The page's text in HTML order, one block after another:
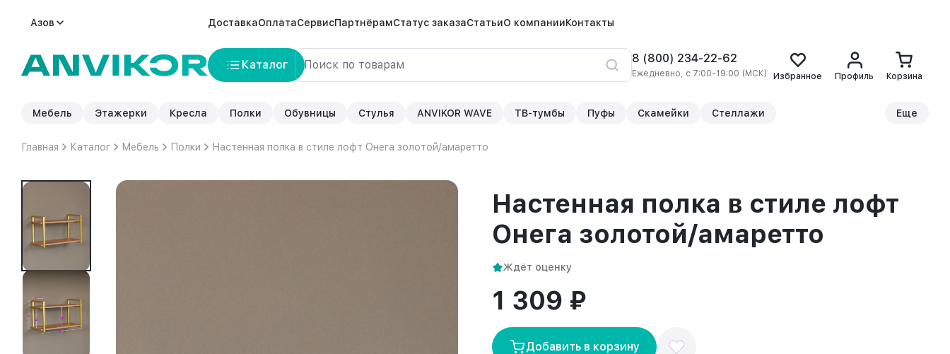
Азов ДоставкаОплатаСервисПартнёрамСтатус заказаСтатьиО компанииКонтакты
Каталог 8 (800) 234-22-62
Ежедневно, с 7:00-19:00 (МСК) Избранное Профиль Корзина
Мебель Этажерки Кресла Полки Обувницы Стулья ANVIKOR WAVE ТВ-тумбы Пуфы Скамейки Стеллажи Еще
Главная Каталог Мебель Полки Настенная полка в стиле лофт Онега золотой/амаретто
Настенная полка в стиле лофт
Онега золотой/амаретто
Ждёт оценку
1 309 ₽
Добавить в корзину